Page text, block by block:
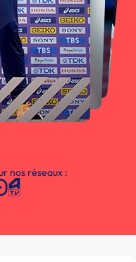
nos réseaux :